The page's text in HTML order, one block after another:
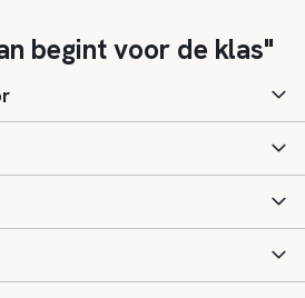
begint voor de klas"